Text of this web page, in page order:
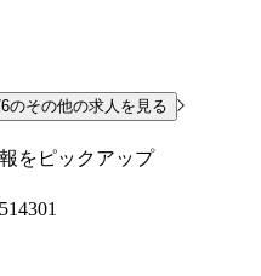
のその他の求人を見る
をピックアップ